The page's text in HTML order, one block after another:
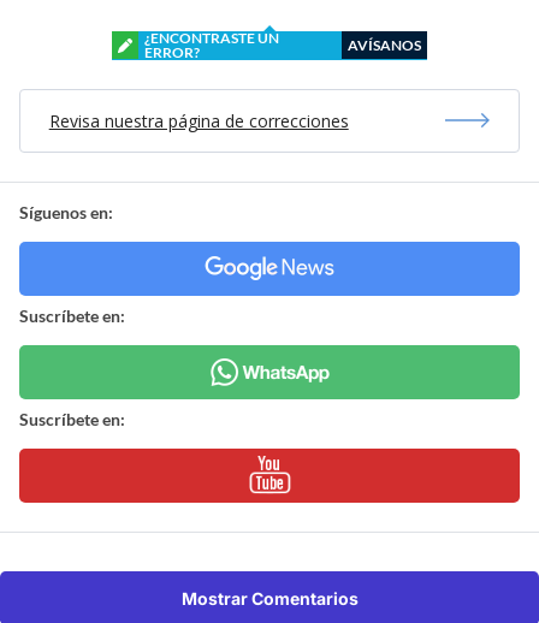
¿ENCONTRASTE UN
ERROR?
AVÍSANOS
Revisa nuestra página de correcciones
Síguenos en:
Suscríbete en:
Suscríbete en:
Mostrar Comentarios